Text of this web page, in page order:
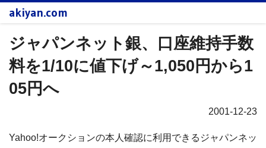
akiyan.com
ジャパンネット銀、口座維持手数
料を1/10に値下げ～1,050円から1
05円へ
2001-12-23
Yahoo!オークションの本人確認に利用できるジャパンネッ